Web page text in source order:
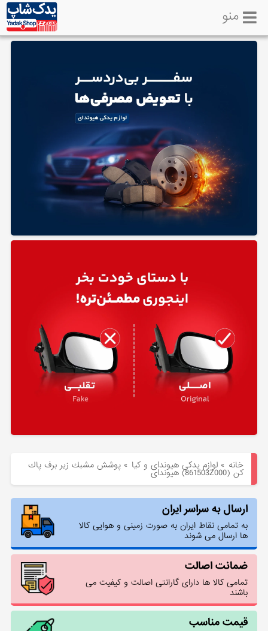
لوازم
منو
خانه »لوازم یدکی هیوندای و کیا »پوشش مشبك زير برف پاك
كن (861503Z000) هیوندای
ارسال به سراسر ایران
به تمامی نقاط ایران به صورت زمینی و هوایی کالا
ها ارسال می شوند
ضمانت اصالت
تمامی کالا ها دارای گارانتی اصالت و کیفیت می
باشند
قیمت مناسب